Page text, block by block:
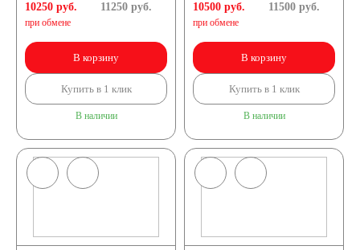
10250 руб.
при обмене
11250руб.
В корзину
Купить в 1 клик
В наличии
10500 руб.
при обмене
11500руб.
В корзину
Купить в 1 клик
В наличии